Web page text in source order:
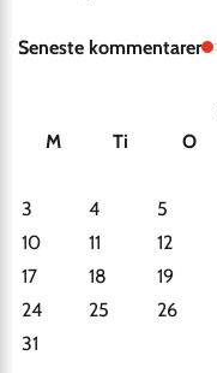
Seneste kommentarer
M
Ti O
3
4 5
10
11 12
17
18 19
24
25 26
31